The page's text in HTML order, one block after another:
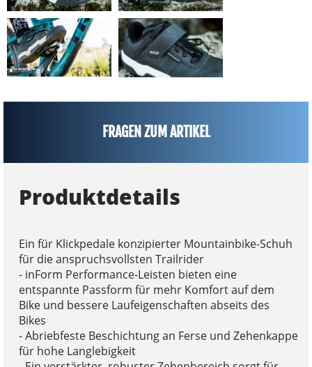
FRAGEN ZUM ARTIKEL
Produktdetails
Ein für Klickpedale konzipierter Mountainbike-Schuh
für die anspruchsvollsten Trailrider
- inForm Performance-Leisten bieten eine
entspannte Passform für mehr Komfort auf dem
Bike und bessere Laufeigenschaften abseits des
Bikes
- Abriebfeste Beschichtung an Ferse und Zehenkappe
für hohe Langlebigkeit